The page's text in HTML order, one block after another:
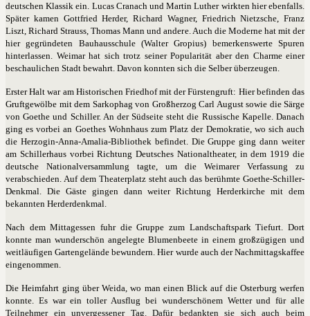
deutschen Klassik ein. Lucas Cranach und Martin Luther wirkten hier ebenfalls.
Später kamen Gottfried Herder, Richard Wagner, Friedrich Nietzsche, Franz
Liszt, Richard Strauss, Thomas Mann und andere. Auch die Moderne hat mit der
hier gegründeten Bauhausschule (Walter Gropius) bemerkenswerte Spuren
hinterlassen. Weimar hat sich trotz seiner Popularität aber den Charme einer
beschaulichen Stadt bewahrt. Davon konnten sich die Selber überzeugen.
Erster Halt war am Historischen Friedhof mit der Fürstengruft: Hier befinden das
Gruftgewölbe mit dem Sarkophag von Großherzog Carl August sowie die Särge
von Goethe und Schiller. An der Südseite steht die Russische Kapelle. Danach
ging es vorbei an Goethes Wohnhaus zum Platz der Demokratie, wo sich auch
die Herzogin-Anna-Amalia-Bibliothek befindet. Die Gruppe ging dann weiter
am Schillerhaus vorbei Richtung Deutsches Nationaltheater, in dem 1919 die
deutsche Nationalversammlung tagte, um die Weimarer Verfassung zu
verabschieden. Auf dem Theaterplatz steht auch das berühmte Goethe-Schiller-
Denkmal. Die Gäste gingen dann weiter Richtung Herderkirche mit dem
bekannten Herderdenkmal.
Nach dem Mittagessen fuhr die Gruppe zum Landschaftspark Tiefurt. Dort
konnte man wunderschön angelegte Blumenbeete in einem großzügigen und
weitläufigen Gartengelände bewundern. Hier wurde auch der Nachmittagskaffee
eingenommen.
Die Heimfahrt ging über Weida, wo man einen Blick auf die Osterburg werfen
konnte. Es war ein toller Ausflug bei wunderschönem Wetter und für alle
Teilnehmer ein unvergessener Tag. Dafür bedankten sie sich auch beim